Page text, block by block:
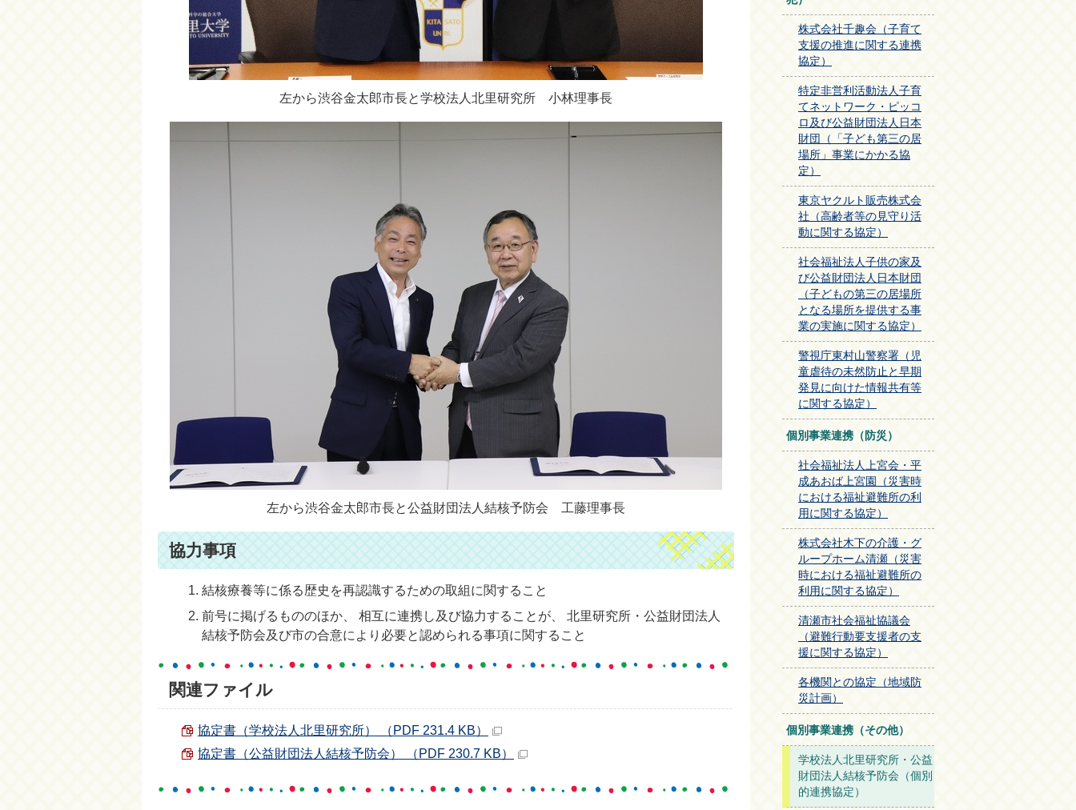
左から渋谷金太郎市長と学校法人北里研究所 小林理事長
左から渋谷金太郎市長と公益財団法人結核予防会 工藤理事長
協力事項
結核療養等に係る歴史を再認識するための取組に関すること
前号に掲げるもののほか、 相互に連携し及び協力することが、 北里研究所・公益財団法人
結核予防会及び市の合意により必要と認められる事項に関すること
関連ファイル
協定書（学校法人北里研究所） （PDF 231.4 KB）
協定書（公益財団法人結核予防会） （PDF 230.7 KB）
株式会社千趣会（子育て
支援の推進に関する連携
協定）
特定非営利活動法人子育
てネットワーク・ピッコ
ロ及び公益財団法人日本
財団（「子ども第三の居
場所」事業にかかる協
定）
東京ヤクルト販売株式会
社（高齢者等の見守り活
動に関する協定）
社会福祉法人子供の家及
び公益財団法人日本財団
（子どもの第三の居場所
となる場所を提供する事
業の実施に関する協定）
警視庁東村山警察署（児
童虐待の未然防止と早期
発見に向けた情報共有等
に関する協定）
個別事業連携（防災）
社会福祉法人上宮会・平
成あおば上宮園（災害時
における福祉避難所の利
用に関する協定）
株式会社木下の介護・グ
ループホーム清瀬（災害
時における福祉避難所の
利用に関する協定）
清瀬市社会福祉協議会
（避難行動要支援者の支
援に関する協定）
各機関との協定（地域防
災計画）
個別事業連携（その他）
学校法人北里研究所・公益
財団法人結核予防会（個別
的連携協定）